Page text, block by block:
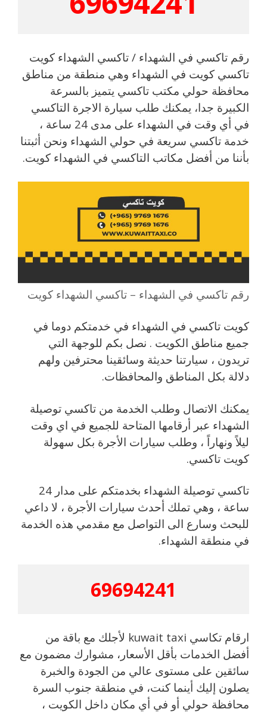
رقم تاكسي في الشهداء / تاكسي الشهداء كويت
تاكسي كويت في الشهداء وهي منطقة من مناطق
محافظة حولي مكتب تاكسي يتميز بالسرعة
الكبيرة جدا، يمكنك طلب سيارة الاجرة التاكسي
في أي وقت في الشهداء على مدى 24 ساعة ،
خدمة تاكسي سريعة في حولي الشهداء ونحن أثبتنا
بأننا من أفضل مكاتب التاكسي في الشهداء كويت.
رقم تاكسي في الشهداء – تاكسي الشهداء كويت
كويت تاكسي في الشهداء في خدمتكم دوما في
جميع مناطق الكويت . نصل بكم للوجهة التي
تريدون ، سيارتنا حديثة وسائقينا محترفين ولهم
دلالة بكل المناطق والمحافظات.
يمكنك الاتصال وطلب الخدمة من تاكسي توصيلة
الشهداء عبر أرقامها المتاحة للجميع في اي وقت
ليلاً ونهاراً ، وطلب سيارات الأجرة بكل سهولة
كويت تاكسي.
تاكسي توصيلة الشهداء بخدمتكم على مدار 24
ساعة ، وهي تملك أحدث سيارات الأجرة ، لا داعي
للبحث وسارع الى التواصل مع مقدمي هذه الخدمة
في منطقة الشهداء.
69694241
ارقام تكاسي kuwait taxi لأجلك مع باقة من
أفضل الخدمات بأقل الأسعار، مشوارك مضمون مع
سائقين على مستوى عالي من الجودة والخبرة
يصلون إليك أينما كنت، في منطقة جنوب السرة
محافظة حولي أو في أي مكان داخل الكويت ،